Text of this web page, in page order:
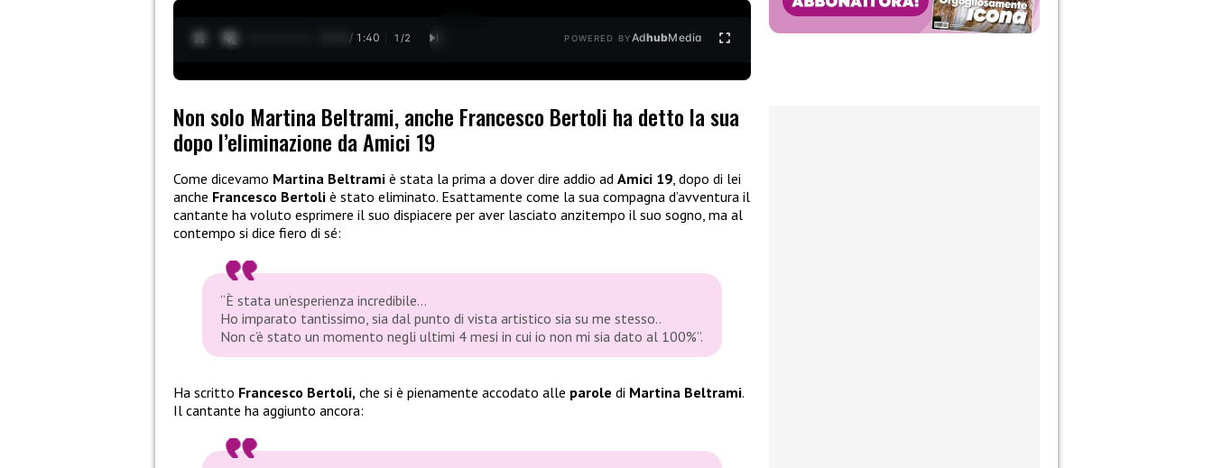
0:13 / 1:40 1 /2 POWERED BYAdhubMedia
Non solo Martina Beltrami, anche Francesco Bertoli ha detto la sua
dopo l’eliminazione da Amici 19
Come dicevamo Martina Beltrami è stata la prima a dover dire addio ad Amici 19, dopo di lei
anche Francesco Bertoli è stato eliminato. Esattamente come la sua compagna d’avventura il
cantante ha voluto esprimere il suo dispiacere per aver lasciato anzitempo il suo sogno, ma al
contempo si dice fiero di sé:
“È stata un’esperienza incredibile…
Ho imparato tantissimo, sia dal punto di vista artistico sia su me stesso..
Non c’è stato un momento negli ultimi 4 mesi in cui io non mi sia dato al 100%”.
Ha scritto Francesco Bertoli, che si è pienamente accodato alle parole di Martina Beltrami.
Il cantante ha aggiunto ancora: